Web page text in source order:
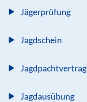
Jägerprüfung
Jagdschein
Jagdpachtvertrag
Jagdausübung